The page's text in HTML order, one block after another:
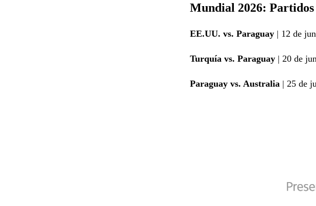
Mundial 2026:
EE.UU. vs. Paraguay | 12 de
Turquía vs. Paraguay | 20 de
Paraguay vs. Australia | 25 de